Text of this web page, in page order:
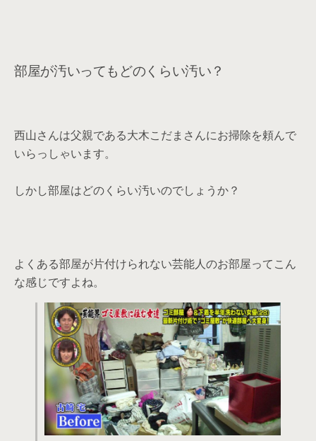
部屋が汚いってもどのくらい汚い？
西山さんは父親である大木こだまさんにお掃除を頼んで
いらっしゃいます。
しかし部屋はどのくらい汚いのでしょうか？
よくある部屋が片付けられない芸能人のお部屋ってこん
な感じですよね。